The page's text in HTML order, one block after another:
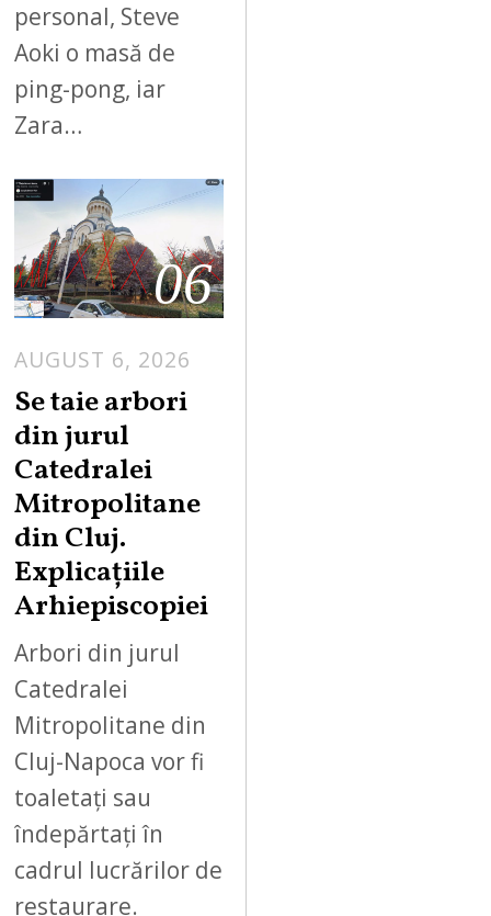
personal, Steve
Aoki o masă de
ping-pong, iar
Zara…
06
AUGUST 6, 2026
Se taie arbori
din jurul
Catedralei
Mitropolitane
din Cluj.
Explicațiile
Arhiepiscopiei
Arbori din jurul
Catedralei
Mitropolitane din
Cluj-Napoca vor fi
toaletați sau
îndepărtați în
cadrul lucrărilor de
restaurare.